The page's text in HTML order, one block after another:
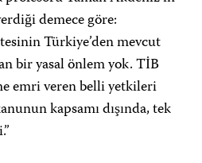
demece göre:
Türkiye’den mevcut
bir yasal önlem yok. TİB
emri veren belli yetkileri
kapsamı dışında, tek